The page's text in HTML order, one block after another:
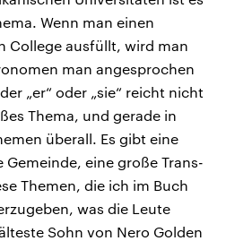
Wenn man einen
College ausfüllt, wird man
man angesprochen
„er“ oder „sie“ reicht nicht
Thema, und gerade in
überall. Es gibt eine
eine große Trans-
Themen, die ich im Buch
was die Leute
Sohn von Nero Golden